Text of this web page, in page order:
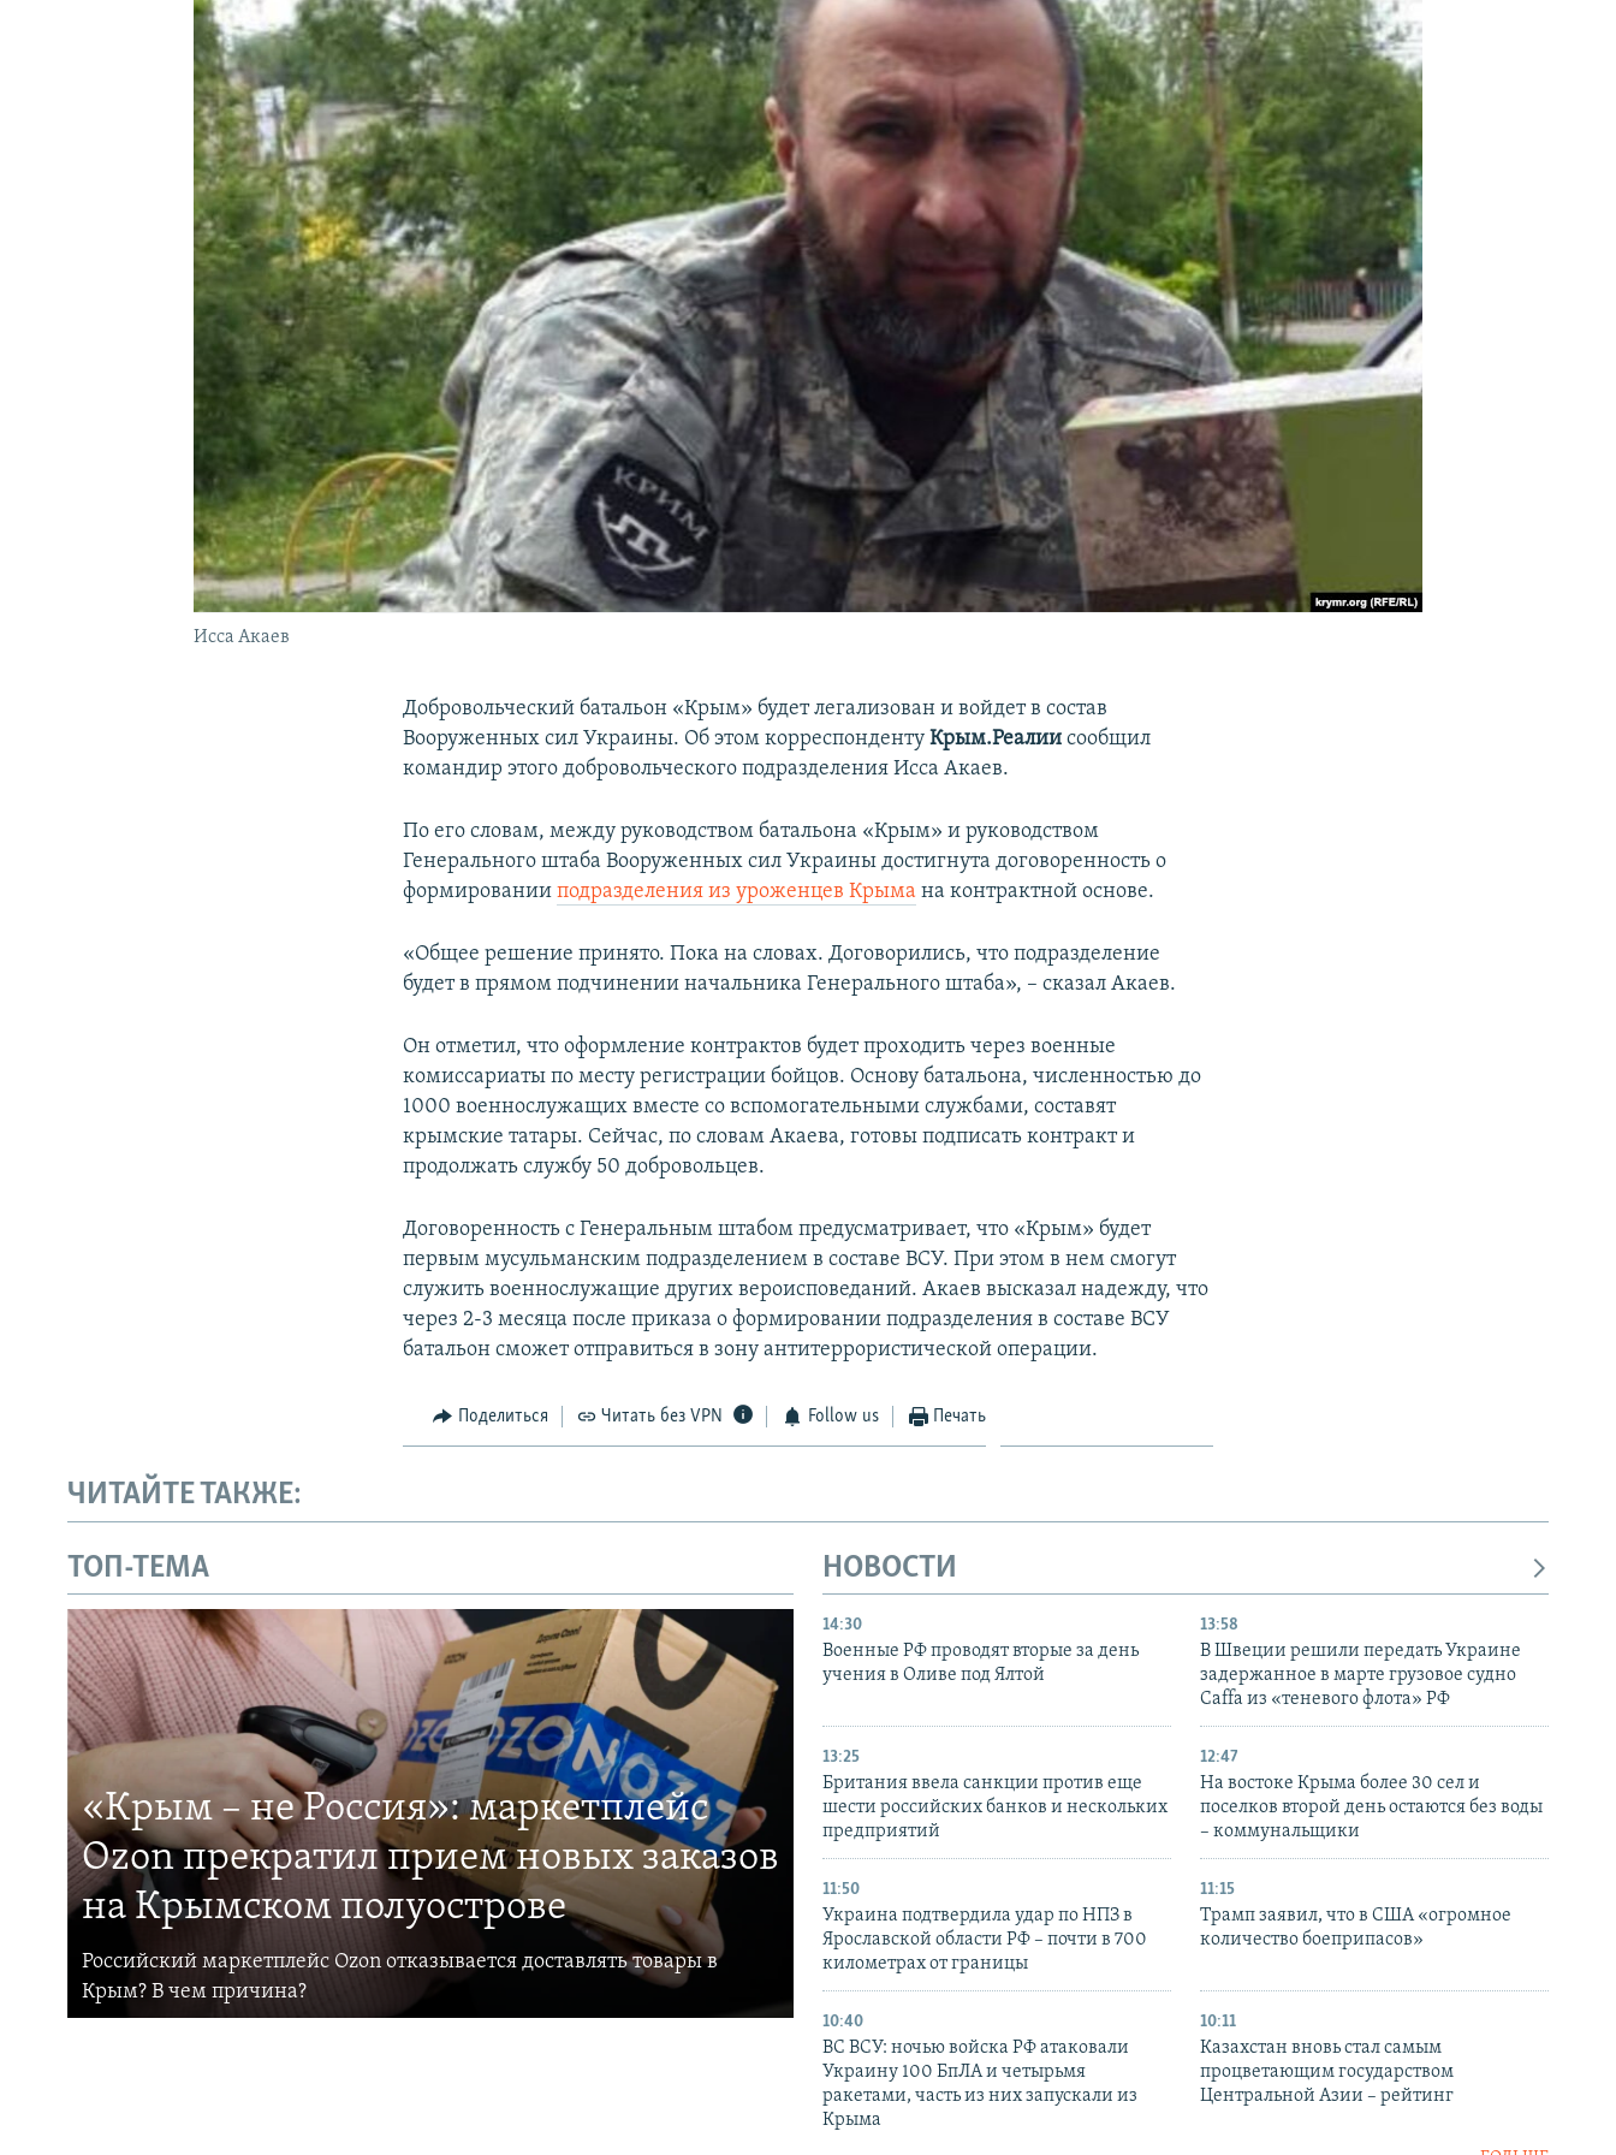
КРЫМ.НЕПОКОРЕННЫЙ
УКРАИНСКАЯ ПРОБЛЕМА КРЫМА
Исса Акаев
Добровольческий батальон «Крым» будет легализован и войдет в состав
Вооруженных сил Украины. Об этом корреспондентуКрым.Реалиисообщил
командир этого добровольческого подразделения Исса Акаев.
По его словам, между руководством батальона «Крым» и руководством
Генерального штаба Вооруженных сил Украины достигнута договоренность о
формированииподразделения из уроженцев Крыма на контрактной основе.
«Общее решение принято. Пока на словах. Договорились, что подразделение
будет в прямом подчинении начальника Генерального штаба», – сказал Акаев.
Он отметил, что оформление контрактов будет проходить через военные
комиссариаты по месту регистрации бойцов. Основу батальона, численностью до
1000 военнослужащих вместе со вспомогательными службами, составят
крымские татары. Сейчас, по словам Акаева, готовы подписать контракт и
продолжать службу 50 добровольцев.
Договоренность с Генеральным штабом предусматривает, что «Крым» будет
первым мусульманским подразделением в составе ВСУ. При этом в нем смогут
служить военнослужащие других вероисповеданий. Акаев высказал надежду, что
через 2-3 месяца после приказа о формировании подразделения в составе ВСУ
батальон сможет отправиться в зону антитеррористической операции.
Поделиться Читать без VPN Follow us Печать
ЧИТАЙТЕ ТАКЖЕ:
ТОП-ТЕМА
«Крым – не Россия»: маркетплейс
Ozon прекратил прием новых заказов
на Крымском полуострове
Российский маркетплейс Ozon отказывается доставлять товары в
Крым? В чем причина?
НОВОСТИ
14:30
Военные РФ проводят вторые за день
учения в Оливе под Ялтой
13:58
В Швеции решили передать Украине
задержанное в марте грузовое судно
Caffa из «теневого флота» РФ
13:25
Британия ввела санкции против еще
шести российских банков и нескольких
предприятий
12:47
На востоке Крыма более 30 сел и
поселков второй день остаются без воды
– коммунальщики
11:50
Украина подтвердила удар по НПЗ в
Ярославской области РФ – почти в 700
километрах от границы
11:15
Трамп заявил, что в США «огромное
количество боеприпасов»
10:40
ВС ВСУ: ночью войска РФ атаковали
Украину 100 БпЛА и четырьмя
ракетами, часть из них запускали из
Крыма
10:11
Казахстан вновь стал самым
процветающим государством
Центральной Азии – рейтинг